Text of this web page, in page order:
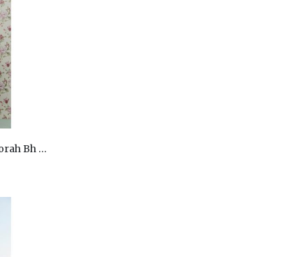
Chantelle EasyFeel Norah Bh met een voorgevormde cup C13FN0